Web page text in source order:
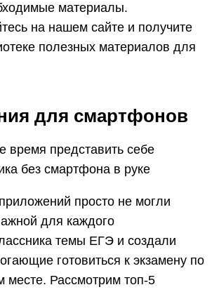
материалы.
на нашем сайте и получите
полезных материалов для
для смартфонов
время представить себе
без смартфона в руке
просто не могли
для каждого
темы ЕГЭ и создали
готовиться к экзамену по
месте. Рассмотрим топ-5